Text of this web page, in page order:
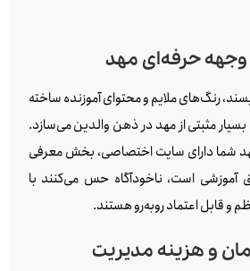
وجهه حرفه‌ای مهد
رنگ‌های ملایم و محتوای آموزنده ساخته
مثبتی از مهد در ذهن والدین می‌سازد.
شما دارای سایت اختصاصی، بخش معرفی
آموزشی است، ناخودآگاه حس می‌کنند با
و قابل اعتماد روبه‌رو هستند.
و هزینه مدیریت